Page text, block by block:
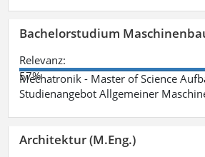
Bachelorstudium
Relevanz:
57%
Mechatronik - Master of Science
Studienangebot Allgemeiner
Architektur (M.Eng.)